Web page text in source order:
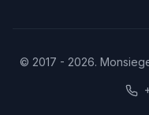
© 2017 - 2026.